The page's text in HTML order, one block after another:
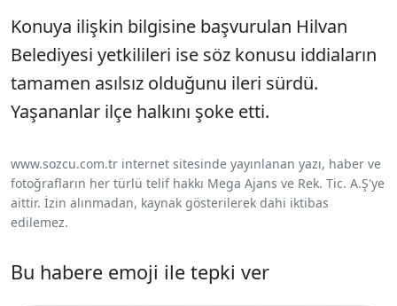
Konuya ilişkin bilgisine başvurulan Hilvan
Belediyesi yetkilileri ise söz konusu iddiaların
tamamen asılsız olduğunu ileri sürdü.
Yaşananlar ilçe halkını şoke etti.
www.sozcu.com.tr internet sitesinde yayınlanan yazı, haber ve
fotoğrafların her türlü telif hakkı Mega Ajans ve Rek. Tic. A.Ş'ye
aittir. İzin alınmadan, kaynak gösterilerek dahi iktibas
edilemez.
Bu habere emoji ile tepki ver